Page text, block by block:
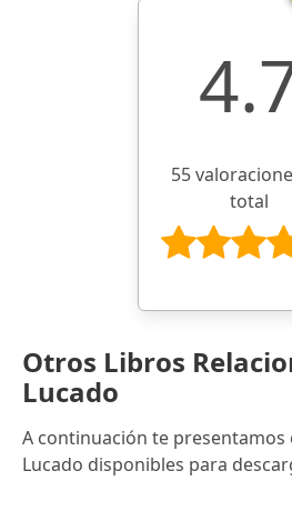
55
total
Otros Libros
Lucado
A continuación te
Lucado disponibles para